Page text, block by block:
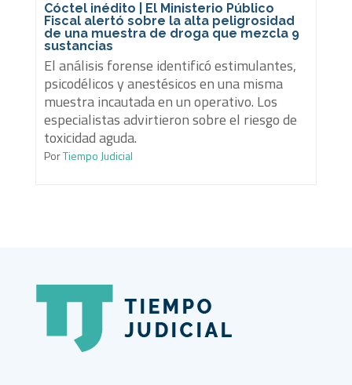
Cóctel inédito | El Ministerio Público
Fiscal alertó sobre la alta peligrosidad
de una muestra de droga que mezcla 9
sustancias
El análisis forense identificó estimulantes,
psicodélicos y anestésicos en una misma
muestra incautada en un operativo. Los
especialistas advirtieron sobre el riesgo de
toxicidad aguda.
PorTiempo Judicial